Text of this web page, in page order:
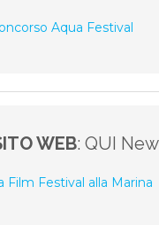
Aqua Festival
WEB: QUI
Film Festival alla Marina